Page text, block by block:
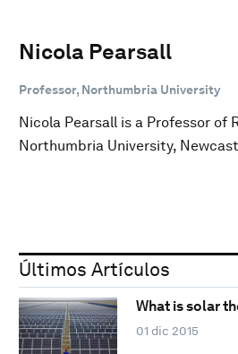
Nicola Pearsall
Professor, Northumbria University
Nicola Pearsall is a Professor of
Northumbria University,
Últimos Artículos
What is solar
01 dic 2015